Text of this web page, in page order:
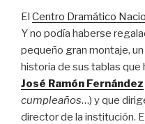
El Centro Dramático
Y no podía haberse
pequeño gran montaje,
historia de sus tablas
José Ramón Fernández
cumpleaños…) y que
director de la institución.